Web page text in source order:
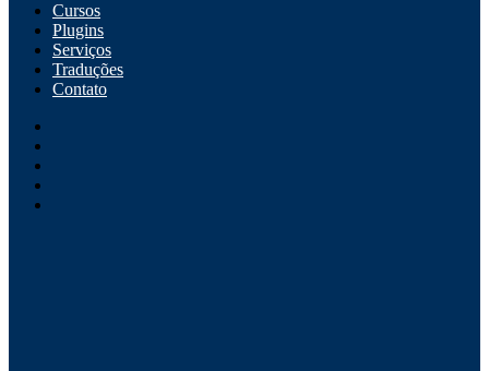
Cursos
Plugins
Serviços
Traduções
Contato